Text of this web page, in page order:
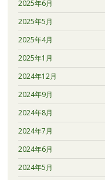
2025年6月
2025年5月
2025年4月
2025年1月
2024年12月
2024年9月
2024年8月
2024年7月
2024年6月
2024年5月